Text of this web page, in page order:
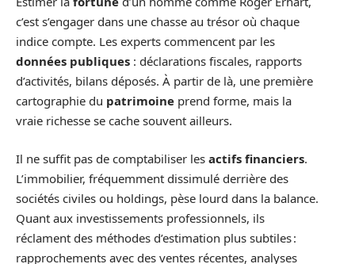
c’est s’engager dans une chasse au trésor où chaque
indice compte. Les experts commencent par les
données publiques : déclarations fiscales, rapports
d’activités, bilans déposés. À partir de là, une première
cartographie du patrimoine prend forme, mais la
vraie richesse se cache souvent ailleurs.
Il ne suffit pas de comptabiliser les actifs financiers.
L’immobilier, fréquemment dissimulé derrière des
sociétés civiles ou holdings, pèse lourd dans la balance.
Quant aux investissements professionnels, ils
réclament des méthodes d’estimation plus subtiles :
rapprochements avec des ventes récentes, analyses